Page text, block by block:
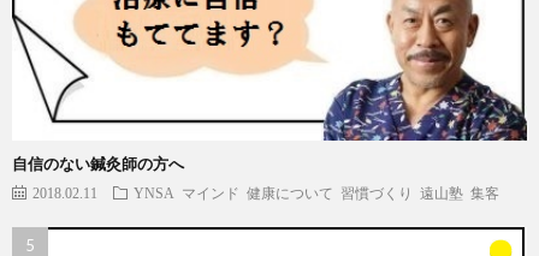
自信のない鍼灸師の方へ
2018.02.11 YNSA マインド 健康について 習慣づくり 遠山塾 集客